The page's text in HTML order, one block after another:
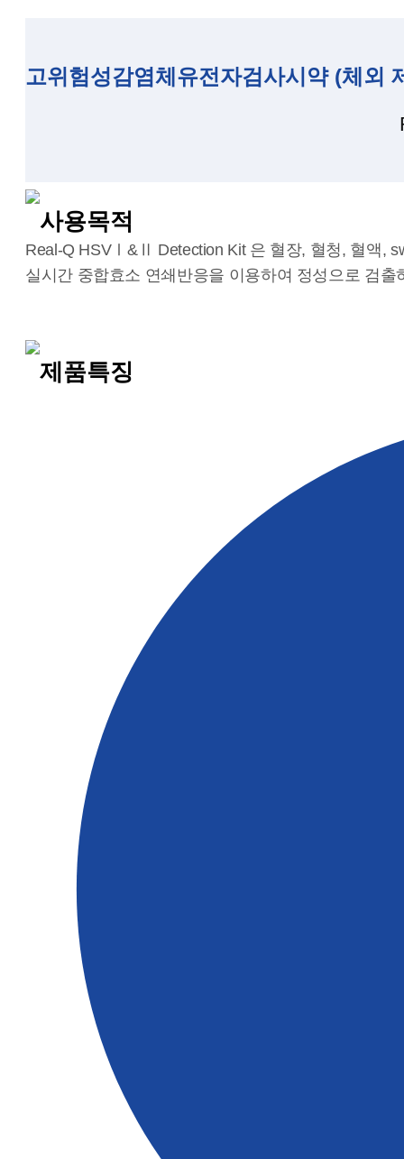
고위험성감염체유전자검사시약 (체외
사용목적
Real-Q HSVⅠ&Ⅱ Detection Kit 은 혈장, 혈청, 혈액,
실시간 중합효소 연쇄반응을 이용하여 정성으로 검
제품특징